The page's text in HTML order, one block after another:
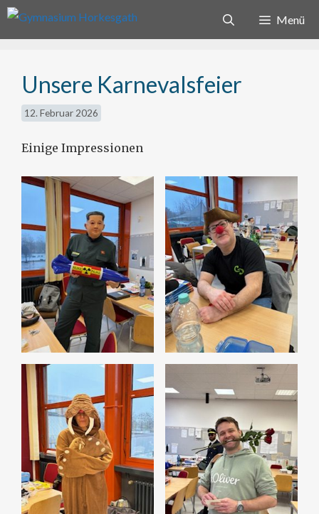
Zum
Menü
Unsere Karnevalsfeier
12. Februar 2026
Einige Impressionen